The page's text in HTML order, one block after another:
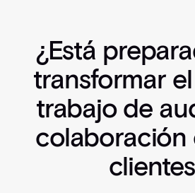
¿Está
transformar
trabajo de
colaboración